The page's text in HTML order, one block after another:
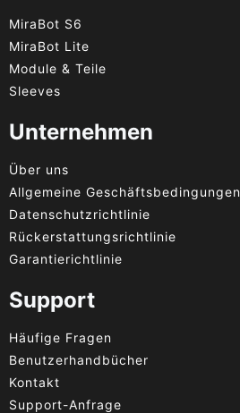
MiraBot S6
MiraBot Lite
Module & Teile
Sleeves
Unternehmen
Über uns
Allgemeine Geschäftsbedingungen
Datenschutzrichtlinie
Rückerstattungsrichtlinie
Garantierichtlinie
Support
Häufige Fragen
Benutzerhandbücher
Kontakt
Support-Anfrage